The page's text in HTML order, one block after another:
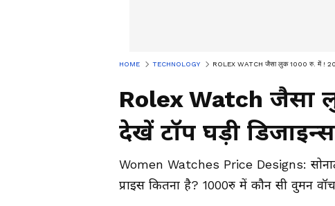
HOME TECHNOLOGY ROLEX WATCH जैसा लुक 1000 रु. में !
Rolex Watch जैसा
देखें टॉप घड़ी डिजाइन्स
Women Watches Price Designs:
प्राइस कितना है? 1000रु में कौन सी वुमन